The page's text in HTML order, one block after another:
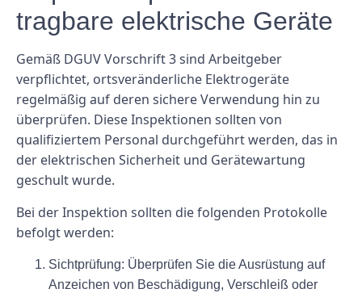
tragbare elektrische Geräte
Gemäß DGUV Vorschrift 3 sind Arbeitgeber
verpflichtet, ortsveränderliche Elektrogeräte
regelmäßig auf deren sichere Verwendung hin zu
überprüfen. Diese Inspektionen sollten von
qualifiziertem Personal durchgeführt werden, das in
der elektrischen Sicherheit und Gerätewartung
geschult wurde.
Bei der Inspektion sollten die folgenden Protokolle
befolgt werden:
Sichtprüfung: Überprüfen Sie die Ausrüstung auf
Anzeichen von Beschädigung, Verschleiß oder